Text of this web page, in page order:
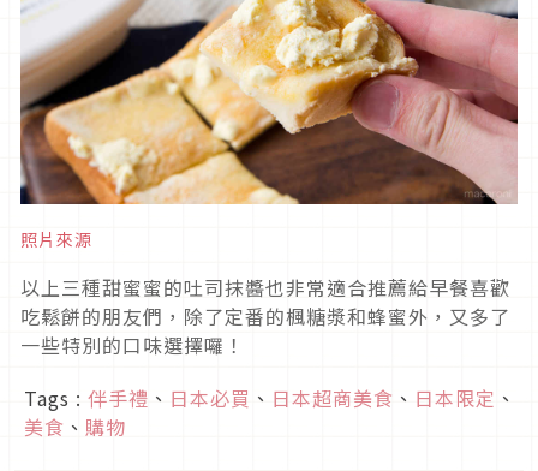
照片來源
以上三種甜蜜蜜的吐司抹醬也非常適合推薦給早餐喜歡
吃鬆餅的朋友們，除了定番的楓糖漿和蜂蜜外，又多了
一些特別的口味選擇囉！
Tags : 伴手禮 、 日本必買 、 日本超商美食 、 日本限定 、
美食 、 購物